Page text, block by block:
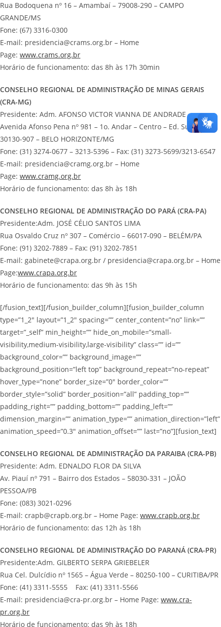
Rua Bodoquena nº 16 – Amambaí – 79008-290 – CAMPO
GRANDE/MS
Fone: (67) 3316-0300
E-mail: presidencia@crams.org.br – Home
Page: www.crams.org.br
Horário de funcionamento: das 8h às 17h 30min
CONSELHO REGIONAL DE ADMINISTRAÇÃO DE MINAS GERAIS
(CRA-MG)
Presidente: Adm. AFONSO VICTOR VIANNA DE ANDRADE
Avenida Afonso Pena nº 981 – 1o. Andar – Centro – Ed. Sulacap –
30130-907 – BELO HORIZONTE/MG
Fone: (31) 3274-0677 – 3213-5396 – Fax: (31) 3273-5699/3213-6547
E-mail: presidencia@cramg.org.br – Home
Page: www.cramg.org.br
Horário de funcionamento: das 8h às 18h
CONSELHO REGIONAL DE ADMINISTRAÇÃO DO PARÁ (CRA-PA)
Presidente:Adm. JOSÉ CÉLIO SANTOS LIMA
Rua Osvaldo Cruz nº 307 – Comércio – 66017-090 – BELÉM/PA
Fone: (91) 3202-7889 – Fax: (91) 3202-7851
E-mail: gabinete@crapa.org.br / presidencia@crapa.org.br – Home
Page:www.crapa.org.br
Horário de funcionamento: das 9h às 15h
[/fusion_text][/fusion_builder_column][fusion_builder_column
type=”1_2″ layout=”1_2″ spacing=”” center_content=”no” link=””
target=”_self” min_height=”” hide_on_mobile=”small-
visibility,medium-visibility,large-visibility” class=”” id=””
background_color=”” background_image=””
background_position=”left top” background_repeat=”no-repeat”
hover_type=”none” border_size=”0″ border_color=””
border_style=”solid” border_position=”all” padding_top=””
padding_right=”” padding_bottom=”” padding_left=””
dimension_margin=”” animation_type=”” animation_direction=”left”
animation_speed=”0.3″ animation_offset=”” last=”no”][fusion_text]
CONSELHO REGIONAL DE ADMINISTRAÇÃO DA PARAIBA (CRA-PB)
Presidente: Adm. EDNALDO FLOR DA SILVA
Av. Piauí nº 791 – Bairro dos Estados – 58030-331 – JOÃO
PESSOA/PB
Fone: (083) 3021-0296
E-mail: crapb@crapb.org.br – Home Page: www.crapb.org.br
Horário de funcionamento: das 12h às 18h
CONSELHO REGIONAL DE ADMINISTRAÇÃO DO PARANÁ (CRA-PR)
Presidente:Adm. GILBERTO SERPA GRIEBELER
Rua Cel. Dulcídio nº 1565 – Água Verde – 80250-100 – CURITIBA/PR
Fone: (41) 3311-5555 Fax: (41) 3311-5566
E-mail: presidencia@cra-pr.org.br – Home Page: www.cra-
pr.org.br
Horário de funcionamento: das 9h às 18h